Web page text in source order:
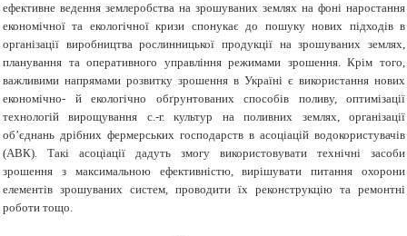
ефективне ведення землеробства на зрошуваних землях на фоні наростання
економічної та екологічної кризи спонукає до пошуку нових підходів в
організації виробництва рослинницької продукції на зрошуваних землях,
планування та оперативного управління режимами зрошення. Крім того,
важливими напрямами розвитку зрошення в Україні є використання нових
економічно- й екологічно обґрунтованих способів поливу, оптимізації
технологій вирощування с.-г. культур на поливних землях, організації
об’єднань дрібних фермерських господарств в асоціацій водокористувачів
(АВК). Такі асоціації дадуть змогу використовувати технічні засоби
зрошення з максимальною ефективністю, вирішувати питання охорони
елементів зрошуваних систем, проводити їх реконструкцію та ремонтні
роботи тощо.